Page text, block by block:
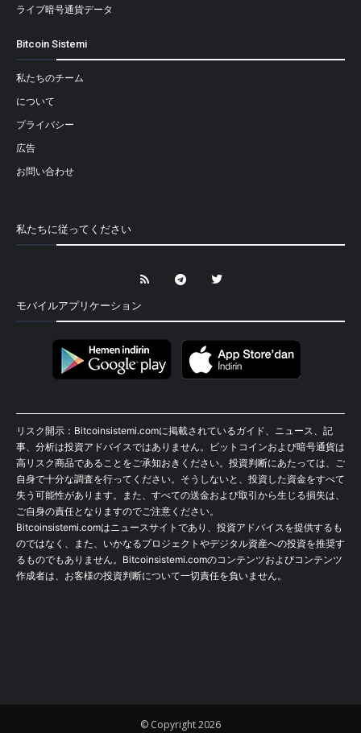
ライブ暗号通貨データ
Bitcoin Sistemi
私たちのチーム
について
プライバシー
広告
お問い合わせ
私たちに従ってください
モバイルアプリケーション
リスク開示：Bitcoinsistemi.comに掲載されているガイド、ニュース、記
事、分析は投資アドバイスではありません。ビットコインおよび暗号通貨は
高リスク商品であることをご承知おきください。投資判断にあたっては、ご
自身で十分な調査を行ってください。そうしないと、投資した資金をすべて
失う可能性があります。また、すべての送金および取引から生じる損失は、
ご自身の責任となりますのでご注意ください。
Bitcoinsistemi.comはニュースサイトであり、投資アドバイスを提供するも
のではなく、また、いかなるプロジェクトやデジタル資産への投資を推奨す
るものでもありません。Bitcoinsistemi.comのコンテンツおよびコンテンツ
作成者は、お客様の投資判断について一切責任を負いません。
© Copyright 2026